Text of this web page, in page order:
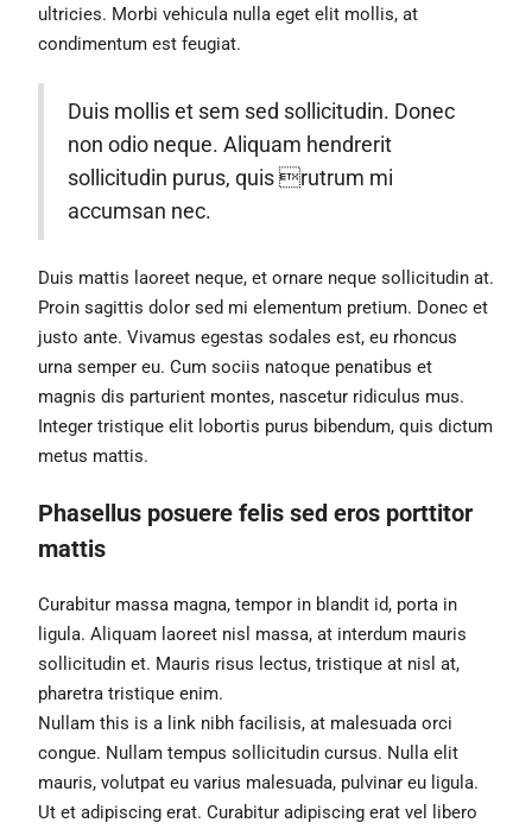
ultricies. Morbi vehicula nulla eget elit mollis, at
condimentum est feugiat.
Duis mollis et sem sed sollicitudin. Donec
non odio neque. Aliquam hendrerit
sollicitudin purus, quis rutrum mi
accumsan nec.
Duis mattis laoreet neque, et ornare neque sollicitudin at.
Proin sagittis dolor sed mi elementum pretium. Donec et
justo ante. Vivamus egestas sodales est, eu rhoncus
urna semper eu. Cum sociis natoque penatibus et
magnis dis parturient montes, nascetur ridiculus mus.
Integer tristique elit lobortis purus bibendum, quis dictum
metus mattis.
Phasellus posuere felis sed eros porttitor
mattis
Curabitur massa magna, tempor in blandit id, porta in
ligula. Aliquam laoreet nisl massa, at interdum mauris
sollicitudin et. Mauris risus lectus, tristique at nisl at,
pharetra tristique enim.
Nullam this is a link nibh facilisis, at malesuada orci
congue. Nullam tempus sollicitudin cursus. Nulla elit
mauris, volutpat eu varius malesuada, pulvinar eu ligula.
Ut et adipiscing erat. Curabitur adipiscing erat vel libero